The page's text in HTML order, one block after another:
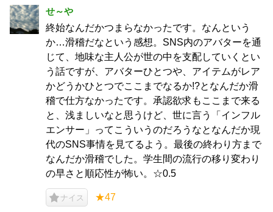
せ～や
終始なんだかつまらなかったです。なんという
か…滑稽だなという感想。SNS内のアバターを通
じて、地味な主人公が世の中を支配していくとい
う話ですが、アバターひとつや、アイテムがレア
かどうかひとつでここまでなるか!?となんだか滑
稽で仕方なかったです。承認欲求もここまで来る
と、浅ましいなと思うけど、世に言う「インフル
エンサー」ってこういうのだろうなとなんだか現
代のSNS事情を見てるよう。最後の終わり方まで
なんだか滑稽でした。学生間の流行の移り変わり
の早さと順応性が怖い。☆0.5
ナイス ★47